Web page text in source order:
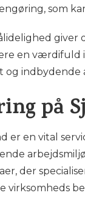
som
giver
en værdifuld
indbydende
på
er en vital
der
virksomheds